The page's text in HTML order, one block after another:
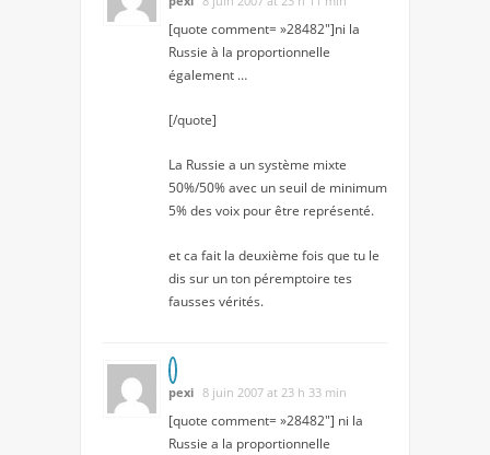
[quote comment= »28482″]ni la
Russie à la proportionnelle
également …
[/quote]
La Russie a un système mixte
50%/50% avec un seuil de minimum
5% des voix pour être représenté.
et ca fait la deuxième fois que tu le
dis sur un ton péremptoire tes
fausses vérités.
pexi 8 juin 2007 at 23 h 33 min
[quote comment= »28482″] ni la
Russie a la proportionnelle